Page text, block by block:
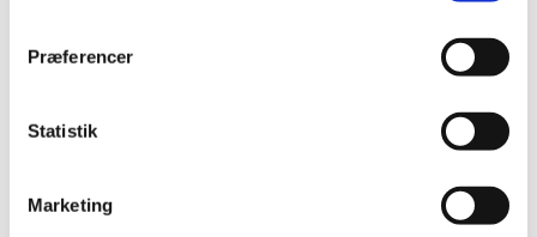
Præferencer
Statistik
Marketing
ansøgningsproces
. Ansøgningsfrist er den 30. juli
2020. OBS: lønkompensationsordningen er blevet
Udenrigsministeriet vil snart åbne for ansøgninger på